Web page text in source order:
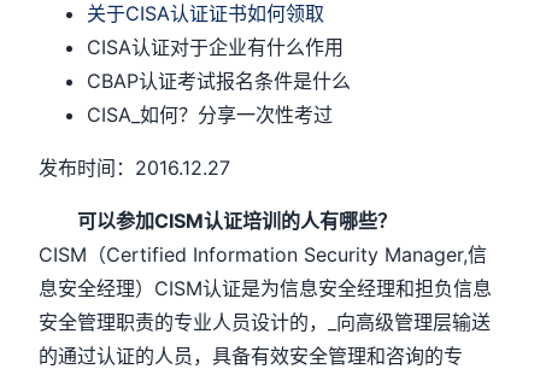
关于CISA认证证书如何领取
CISA认证对于企业有什么作用
CBAP认证考试报名条件是什么
CISA_如何？分享一次性考过
发布时间：2016.12.27
可以参加CISM认证培训的人有哪些？
CISM（Certified Information Security Manager,信
息安全经理）CISM认证是为信息安全经理和担负信息
安全管理职责的专业人员设计的，_向高级管理层输送
的通过认证的人员，具备有效安全管理和咨询的专